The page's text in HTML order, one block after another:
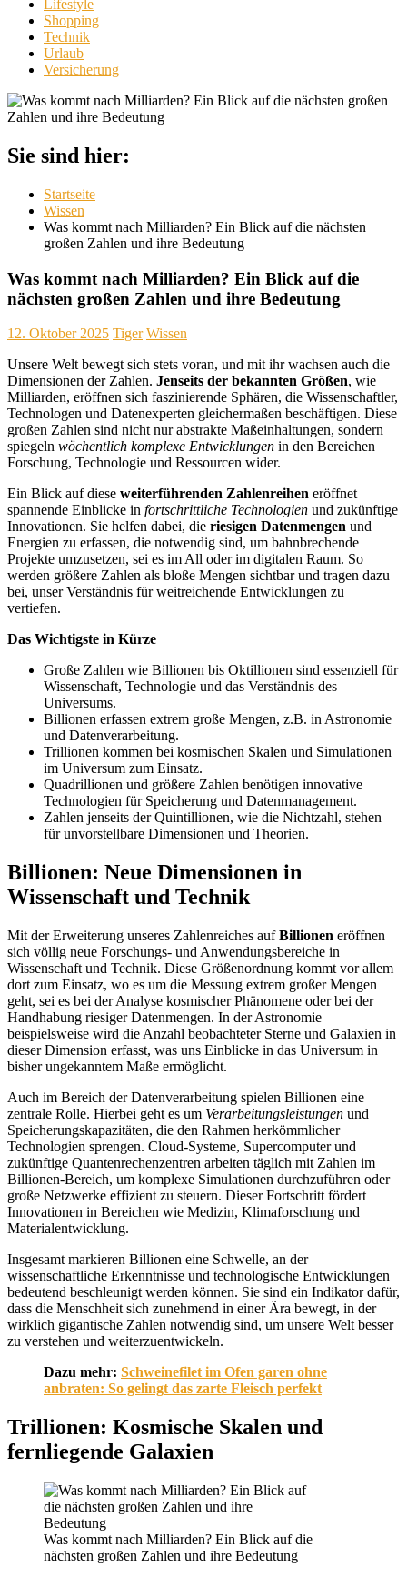
Lifestyle
Shopping
Technik
Urlaub
Versicherung
Sie sind hier:
Startseite
Wissen
Was kommt nach Milliarden? Ein Blick auf die nächsten
großen Zahlen und ihre Bedeutung
Was kommt nach Milliarden? Ein Blick auf die
nächsten großen Zahlen und ihre Bedeutung
12. Oktober 2025 Tiger Wissen
Unsere Welt bewegt sich stets voran, und mit ihr wachsen auch die
Dimensionen der Zahlen. Jenseits der bekannten Größen, wie
Milliarden, eröffnen sich faszinierende Sphären, die Wissenschaftler,
Technologen und Datenexperten gleichermaßen beschäftigen. Diese
großen Zahlen sind nicht nur abstrakte Maßeinhaltungen, sondern
spiegeln wöchentlich komplexe Entwicklungen in den Bereichen
Forschung, Technologie und Ressourcen wider.
Ein Blick auf diese weiterführenden Zahlenreihen eröffnet
spannende Einblicke in fortschrittliche Technologien und zukünftige
Innovationen. Sie helfen dabei, die riesigen Datenmengen und
Energien zu erfassen, die notwendig sind, um bahnbrechende
Projekte umzusetzen, sei es im All oder im digitalen Raum. So
werden größere Zahlen als bloße Mengen sichtbar und tragen dazu
bei, unser Verständnis für weitreichende Entwicklungen zu
vertiefen.
Das Wichtigste in Kürze
Große Zahlen wie Billionen bis Oktillionen sind essenziell für
Wissenschaft, Technologie und das Verständnis des
Universums.
Billionen erfassen extrem große Mengen, z.B. in Astronomie
und Datenverarbeitung.
Trillionen kommen bei kosmischen Skalen und Simulationen
im Universum zum Einsatz.
Quadrillionen und größere Zahlen benötigen innovative
Technologien für Speicherung und Datenmanagement.
Zahlen jenseits der Quintillionen, wie die Nichtzahl, stehen
für unvorstellbare Dimensionen und Theorien.
Billionen: Neue Dimensionen in
Wissenschaft und Technik
Mit der Erweiterung unseres Zahlenreiches aufBillionen eröffnen
sich völlig neue Forschungs- und Anwendungsbereiche in
Wissenschaft und Technik. Diese Größenordnung kommt vor allem
dort zum Einsatz, wo es um die Messung extrem großer Mengen
geht, sei es bei der Analyse kosmischer Phänomene oder bei der
Handhabung riesiger Datenmengen. In der Astronomie
beispielsweise wird die Anzahl beobachteter Sterne und Galaxien in
dieser Dimension erfasst, was uns Einblicke in das Universum in
bisher ungekanntem Maße ermöglicht.
Auch im Bereich der Datenverarbeitung spielen Billionen eine
zentrale Rolle. Hierbei geht es um Verarbeitungsleistungen und
Speicherungskapazitäten, die den Rahmen herkömmlicher
Technologien sprengen. Cloud-Systeme, Supercomputer und
zukünftige Quantenrechenzentren arbeiten täglich mit Zahlen im
Billionen-Bereich, um komplexe Simulationen durchzuführen oder
große Netzwerke effizient zu steuern. Dieser Fortschritt fördert
Innovationen in Bereichen wie Medizin, Klimaforschung und
Materialentwicklung.
Insgesamt markieren Billionen eine Schwelle, an der
wissenschaftliche Erkenntnisse und technologische Entwicklungen
bedeutend beschleunigt werden können. Sie sind ein Indikator dafür,
dass die Menschheit sich zunehmend in einer Ära bewegt, in der
wirklich gigantische Zahlen notwendig sind, um unsere Welt besser
zu verstehen und weiterzuentwickeln.
Dazu mehr: Schweinefilet im Ofen garen ohne
anbraten: So gelingt das zarte Fleisch perfekt
Trillionen: Kosmische Skalen und
fernliegende Galaxien
Was kommt nach Milliarden? Ein Blick auf die
nächsten großen Zahlen und ihre Bedeutung